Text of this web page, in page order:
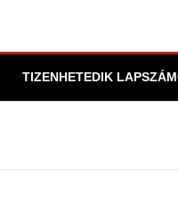
TIZENHETEDIK